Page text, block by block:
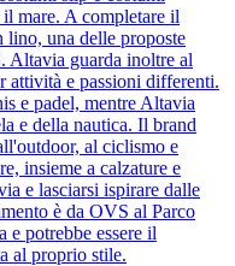
mare. A completare il
lino, una delle proposte
Altavia guarda inoltre al
attività e passioni differenti.
e padel, mentre Altavia
e della nautica. Il brand
al ciclismo e
insieme a calzature e
e lasciarsi ispirare dalle
è da OVS al Parco
potrebbe essere il
al proprio stile.